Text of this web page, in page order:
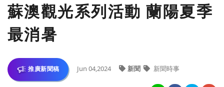
蘇澳觀光系列活動 蘭陽夏季
最消暑
推廣新聞稿 Jun 04,2024 新聞 新聞時事